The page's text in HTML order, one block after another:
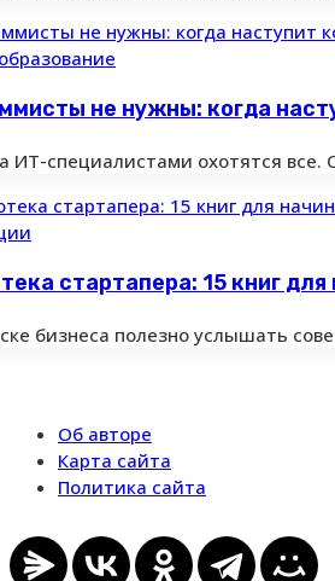
не нужны: когда
ИТ-специалистами охотятся все.
стартапера: 15 книг
бизнеса полезно услышать
Об авторе
Карта сайта
Политика сайта